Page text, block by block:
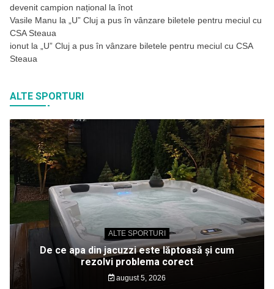
devenit campion național la înot
Vasile Manu la
„U” Cluj a pus în vânzare biletele pentru meciul cu
CSA Steaua
ionut la
„U” Cluj a pus în vânzare biletele pentru meciul cu CSA
Steaua
ALTE SPORTURI
ALTE SPORTURI
De ce apa din jacuzzi este lăptoasă și cum
rezolvi problema corect
august 5, 2026